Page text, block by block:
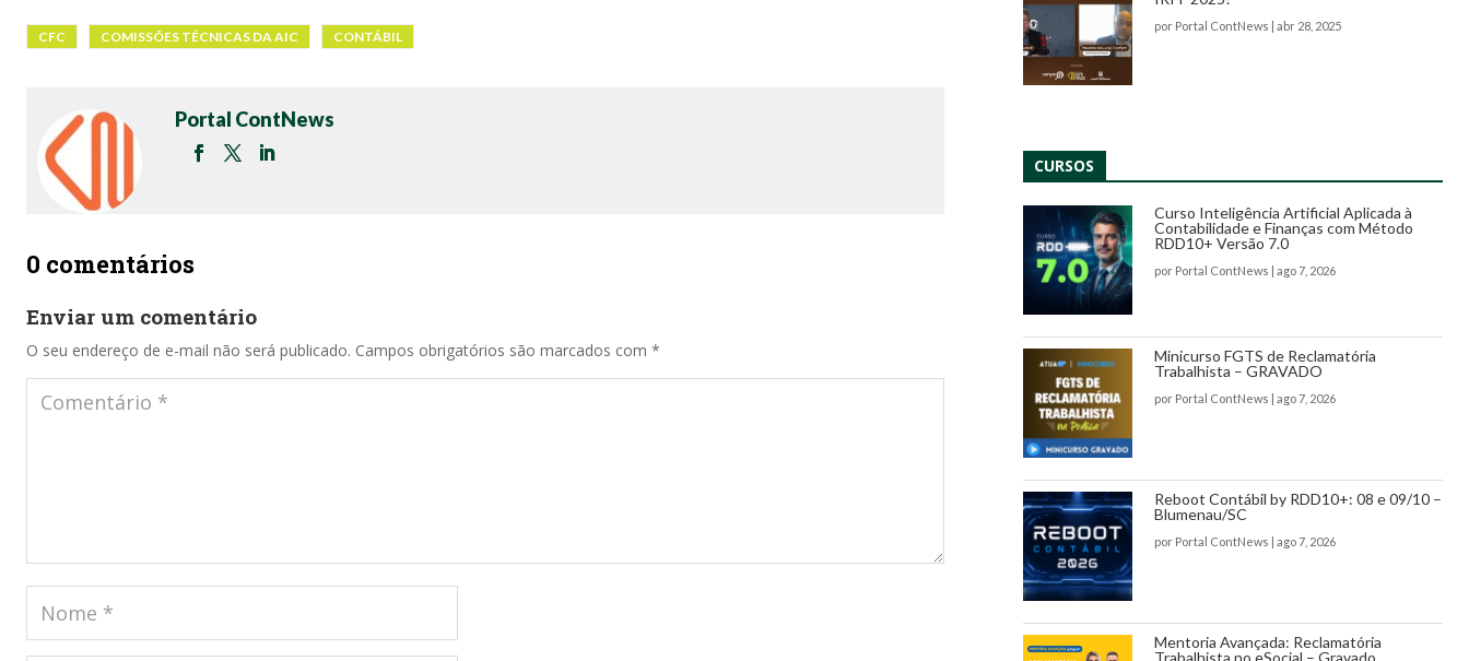
CFC COMISSÕES TÉCNICAS DA AIC CONTÁBIL
Portal ContNews
0 comentários
Enviar um comentário
O seu endereço de e-mail não será publicado. Campos obrigatórios são marcados com *
por Portal ContNews | abr 28, 2025
CURSOS
Curso Inteligência Artificial Aplicada à
Contabilidade e Finanças com Método
RDD10+ Versão 7.0
por Portal ContNews ago 7, 2026
Minicurso FGTS de Reclamatória
Trabalhista – GRAVADO
por Portal ContNews ago 7, 2026
Reboot Contábil by RDD10+: 08 e 09/10 –
Blumenau/SC
por Portal ContNews ago 7, 2026
Mentoria Avançada: Reclamatória